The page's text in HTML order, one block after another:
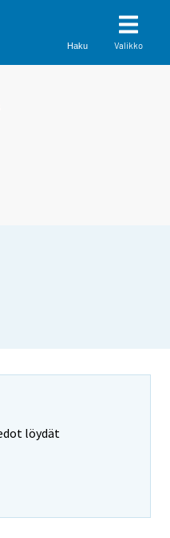
Haku Valikko
löydät